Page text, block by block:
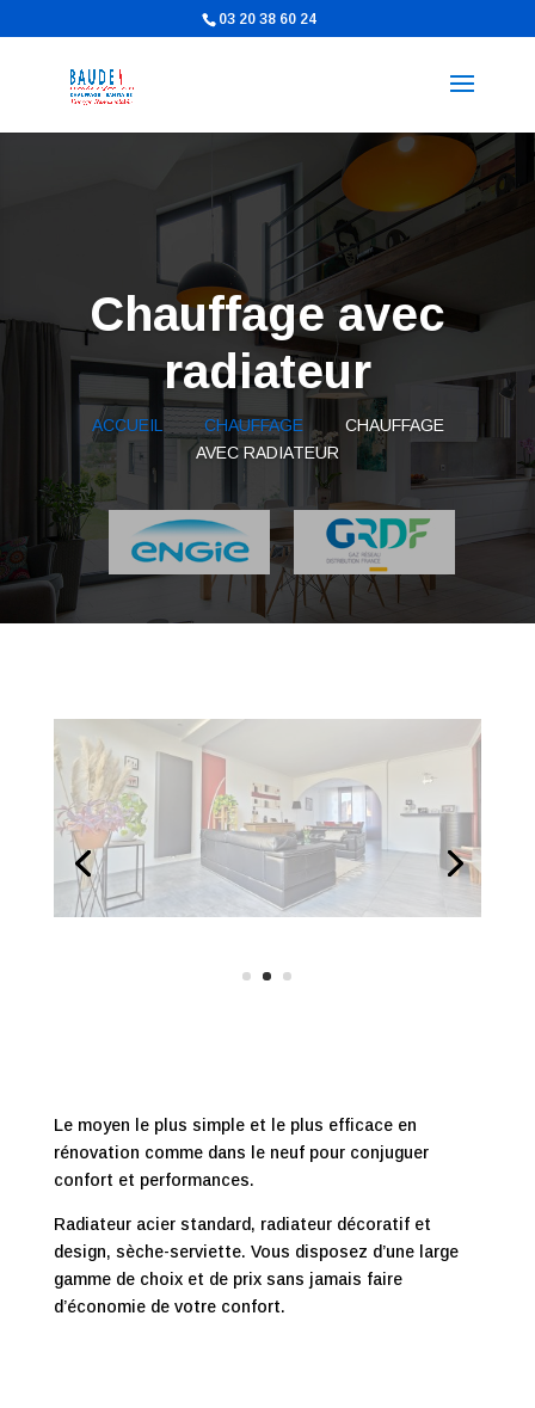
03 20 38 60 24
Chauffage avec
radiateur
ACCUEIL CHAUFFAGE
CHAUFFAGE
AVEC RADIATEUR
Le moyen le plus simple et le plus efficace en
rénovation comme dans le neuf pour conjuguer
confort et performances.
Radiateur acier standard, radiateur décoratif et
design, sèche-serviette. Vous disposez d’une large
gamme de choix et de prix sans jamais faire
d’économie de votre confort.